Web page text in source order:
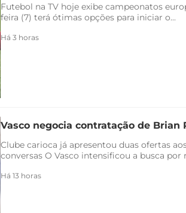
Futebol na TV hoje exibe campeonatos
feira (7) terá ótimas opções para iniciar o...
Há 3 horas
Vasco negocia contratação de
Clube carioca já apresentou duas ofertas
conversas O Vasco intensificou a busca por
Há 13 horas